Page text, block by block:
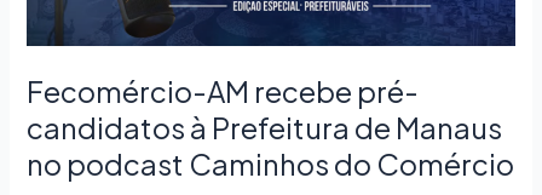
​Fecomércio-AM recebe pré-
candidatos à Prefeitura de Manaus
no podcast Caminhos do Comércio
Prefeitura
de
Manaus
no
podcast